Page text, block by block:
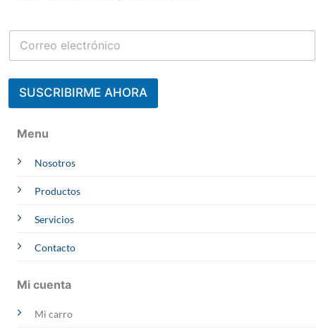
Menu
Nosotros
Productos
Servicios
Contacto
Mi cuenta
Mi carro
SUSCRIBIRME AHORA